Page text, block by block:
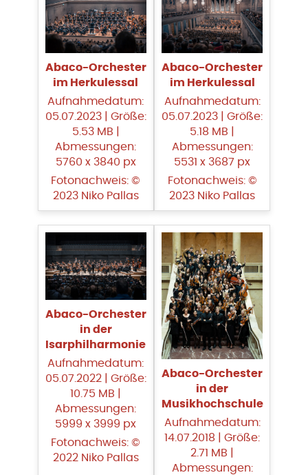
Abaco-Orchester
im Herkulessal
Aufnahmedatum:
05.07.2023 | Größe:
5.53 MB |
Abmessungen:
5760 x 3840 px
Fotonachweis: ©
2023 Niko Pallas
Abaco-Orchester
im Herkulessal
Aufnahmedatum:
05.07.2023 | Größe:
5.18 MB |
Abmessungen:
5531 x 3687 px
Fotonachweis: ©
2023 Niko Pallas
Abaco-Orchester
in der
Isarphilharmonie
Aufnahmedatum:
05.07.2022 | Größe:
10.75 MB |
Abmessungen:
5999 x 3999 px
Fotonachweis: ©
2022 Niko Pallas
Abaco-Orchester
in der
Musikhochschule
Aufnahmedatum:
14.07.2018 | Größe:
2.71 MB |
Abmessungen: